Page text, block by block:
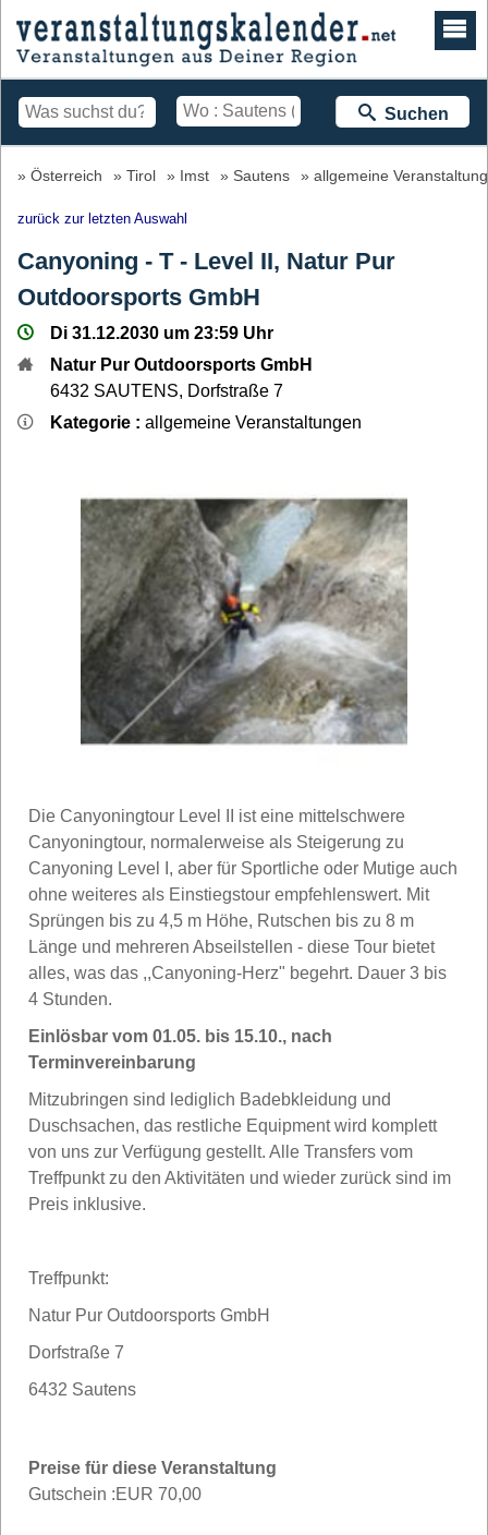
Suchen
Österreich Tirol Imst Sautens allgemeine
zurück zur letzten Auswahl
Canyoning - T - Level II, Natur Pur
Outdoorsports GmbH
Di 31.12.2030 um 23:59 Uhr
Natur Pur Outdoorsports GmbH
6432 SAUTENS, Dorfstraße 7
Kategorie : allgemeine Veranstaltungen
Die Canyoningtour Level II ist eine mittelschwere
Canyoningtour, normalerweise als Steigerung zu
Canyoning Level I, aber für Sportliche oder Mutige auch
ohne weiteres als Einstiegstour empfehlenswert. Mit
Sprüngen bis zu 4,5 m Höhe, Rutschen bis zu 8 m
Länge und mehreren Abseilstellen - diese Tour bietet
alles, was das ,,Canyoning-Herz" begehrt. Dauer 3 bis
4 Stunden.
Einlösbar vom 01.05. bis 15.10., nach
Terminvereinbarung
Mitzubringen sind lediglich Badebkleidung und
Duschsachen, das restliche Equipment wird komplett
von uns zur Verfügung gestellt. Alle Transfers vom
Treffpunkt zu den Aktivitäten und wieder zurück sind im
Preis inklusive.
Treffpunkt:
Natur Pur Outdoorsports GmbH
Dorfstraße 7
6432 Sautens
Preise für diese Veranstaltung
Gutschein :EUR 70,00